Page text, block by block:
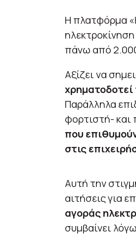
Η πλατφόρμα
πάνω από
Αξίζει να
χρηματοδοτεί
Παράλληλα
φορτιστή- και
που
στις
Αυτή την
αιτήσεις για
αγοράς
συμβαίνει